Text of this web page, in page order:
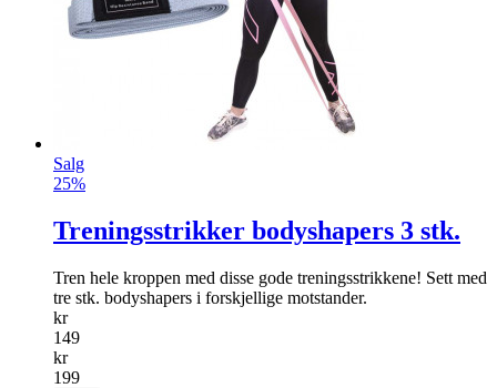
Salg
25%
Treningsstrikker bodyshapers 3 stk.
Tren hele kroppen med disse gode treningsstrikk­ene! Sett med
tre stk. bodyshapers i forskjellige motstander.
kr
149
kr
199